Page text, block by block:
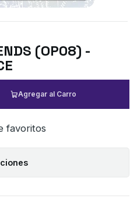
(OP08) -
Agregar al Carro
favoritos